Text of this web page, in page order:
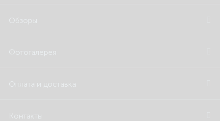
Обзоры
Фотогалерея
Оплата и доставка
Контакты